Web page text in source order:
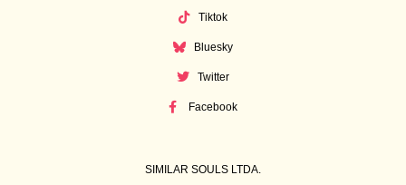
Tiktok
Bluesky
Twitter
Facebook
SIMILAR SOULS LTDA.